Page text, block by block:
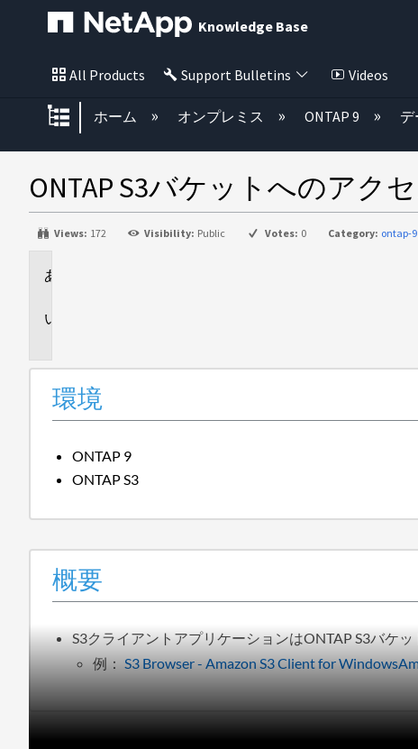
Knowledge Base
All Products Support Bulletins Videos
グローバル階層を展開/折りたたむ
ホーム オンプレミス ONTAP 9 デ
ONTAP S3バケットへのアク
Views: 172 Visibility: Public Votes: 0 Category: ontap-9
環境
ONTAP 9
ONTAP S3
概要
S3クライアントアプリケーションはONTAP S3バケッ
例： S3 Browser - Amazon S3 Client for